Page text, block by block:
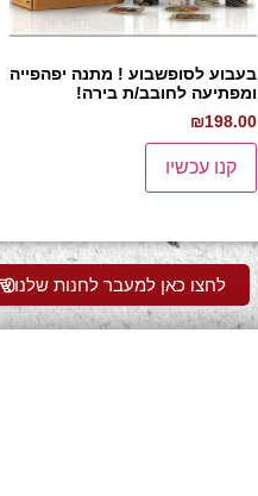
בעבוע לסופשבוע ! מתנה יפהפייה
ומפתיעה לחובב/ת בירה!
₪198.00
קנו עכשיו
לחצו כאן למעבר לחנות שלנו